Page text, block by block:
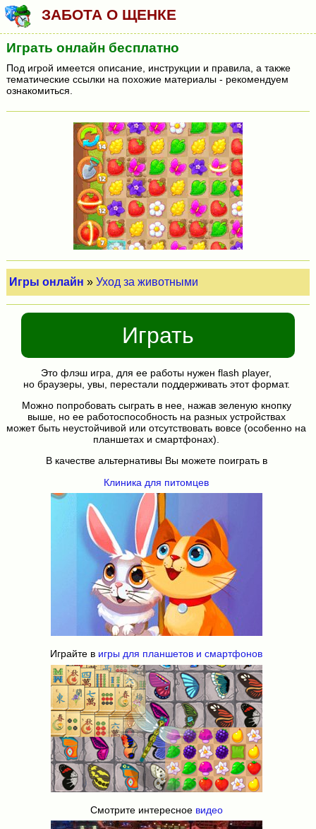
ЗАБОТА О ЩЕНКЕ
Играть онлайн бесплатно
Под игрой имеется описание, инструкции и правила, а также
тематические ссылки на похожие материалы - рекомендуем
ознакомиться.
Игры онлайн »Уход за животными
Играть
Это флэш игра, для ее работы нужен flash player,
но браузеры, увы, перестали поддерживать этот формат.
Можно попробовать сыграть в нее, нажав зеленую кнопку
выше, но ее работоспособность на разных устройствах
может быть неустойчивой или отсутствовать вовсе (особенно на
планшетах и смартфонах).
В качестве альтернативы Вы можете поиграть в
Клиника для питомцев
Играйте в игры для планшетов и смартфонов
Смотрите интересное видео